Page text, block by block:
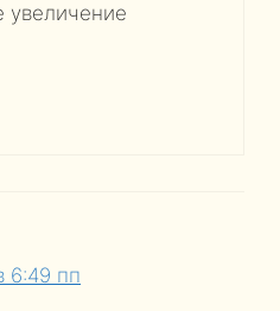
увеличение
6:49 пп